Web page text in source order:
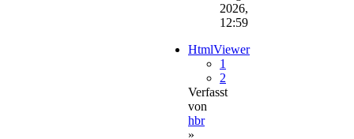
2026,
12:59
HtmlViewer
1
2
Verfasst
von
hbr
»